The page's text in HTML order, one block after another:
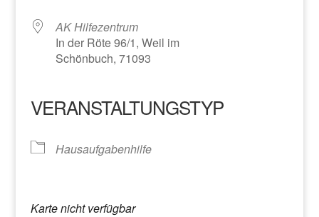
AK Hilfezentrum
In der Röte 96/1, Weil im
Schönbuch, 71093
VERANSTALTUNGSTYP
Hausaufgabenhilfe
Karte nicht verfügbar